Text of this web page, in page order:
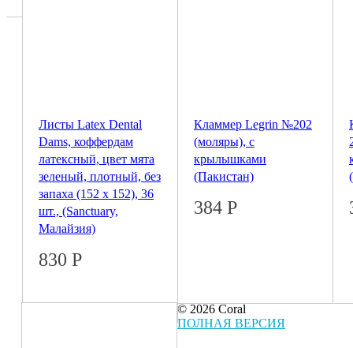
Листы Latex Dental
Dams, коффердам
латексный, цвет мята
зеленый, плотный, без
запаха (152 х 152), 36
шт., (Sanctuary,
Малайзия)
830 Р
Кламмер Legrin №202
(моляры), с
крылышками
(Пакистан)
384 Р
© 2026 Coral
ПОЛНАЯ ВЕРСИЯ